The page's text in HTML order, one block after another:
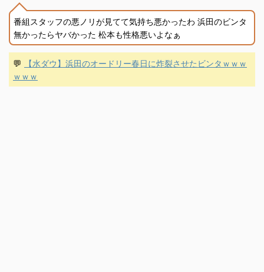
番組スタッフの悪ノリが見てて気持ち悪かったわ 浜田のビンタ
無かったらヤバかった 松本も性格悪いよなぁ
💬
【水ダウ】浜田のオードリー春日に炸裂させたビンタｗｗｗ
ｗｗｗ